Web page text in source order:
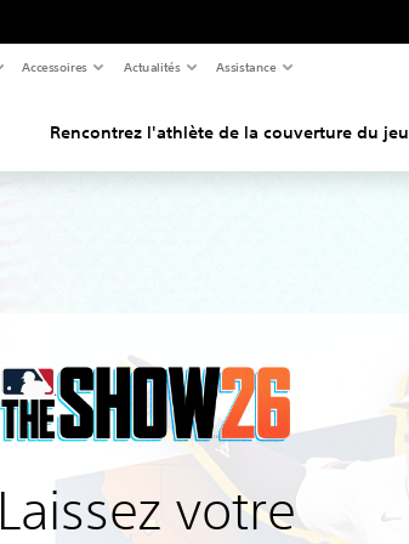
Accessoires Actualités Assistance
Rencontrez l'athlète de la couverture du jeu
Laissez votre